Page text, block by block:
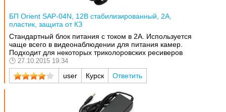
БП Orient SAP-04N, 12В стабилизированный, 2А,
пластик, защита от КЗ
Стандартный блок питания с током в 2А. Используется
чаще всего в видеонаблюдении для питания камер.
Подходит для некоторых триколоровских ресиверов
27.10.2015 19:34
user Курск Ответить